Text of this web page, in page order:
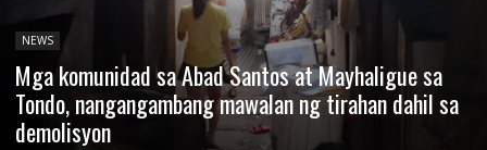
NEWS
Mga komunidad sa Abad Santos at Mayhaligue sa
Tondo, nangangambang mawalan ng tirahan dahil sa
demolisyon